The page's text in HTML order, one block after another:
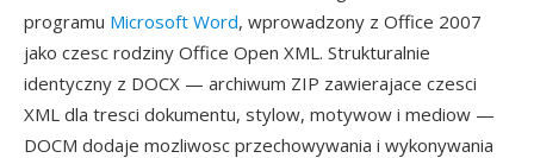
programu Microsoft Word, wprowadzony z Office 2007
jako czesc rodziny Office Open XML. Strukturalnie
identyczny z DOCX — archiwum ZIP zawierajace czesci
XML dla tresci dokumentu, stylow, motywow i mediow —
DOCM dodaje mozliwosc przechowywania i wykonywania